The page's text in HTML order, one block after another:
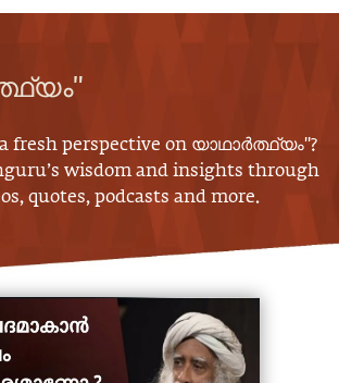
fresh perspective on യാഥാർത്ഥ്യം"?
wisdom and insights through
quotes, podcasts and more.